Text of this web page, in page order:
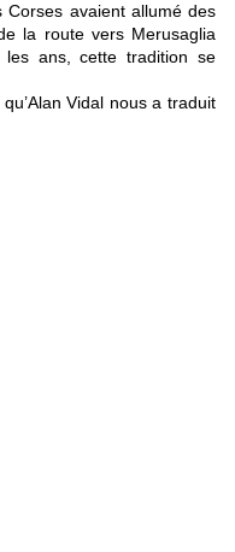
avaient allumé des
la route vers Merusaglia
ans, cette tradition se
Vidal nous a traduit